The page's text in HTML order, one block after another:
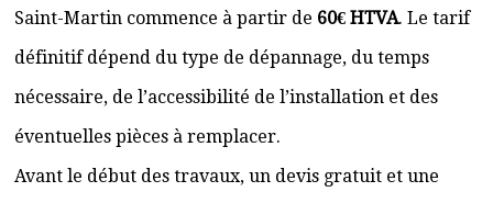
Saint-Martin commence à partir de 60€ HTVA. Le tarif
définitif dépend du type de dépannage, du temps
nécessaire, de l’accessibilité de l’installation et des
éventuelles pièces à remplacer.
Avant le début des travaux, un devis gratuit et une